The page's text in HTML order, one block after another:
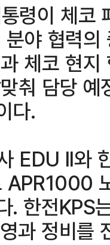
령이 체코
야 협력
체코 현
춰 담당
다.
EDU II와
APR1000
. 한전KPS
과 정비를